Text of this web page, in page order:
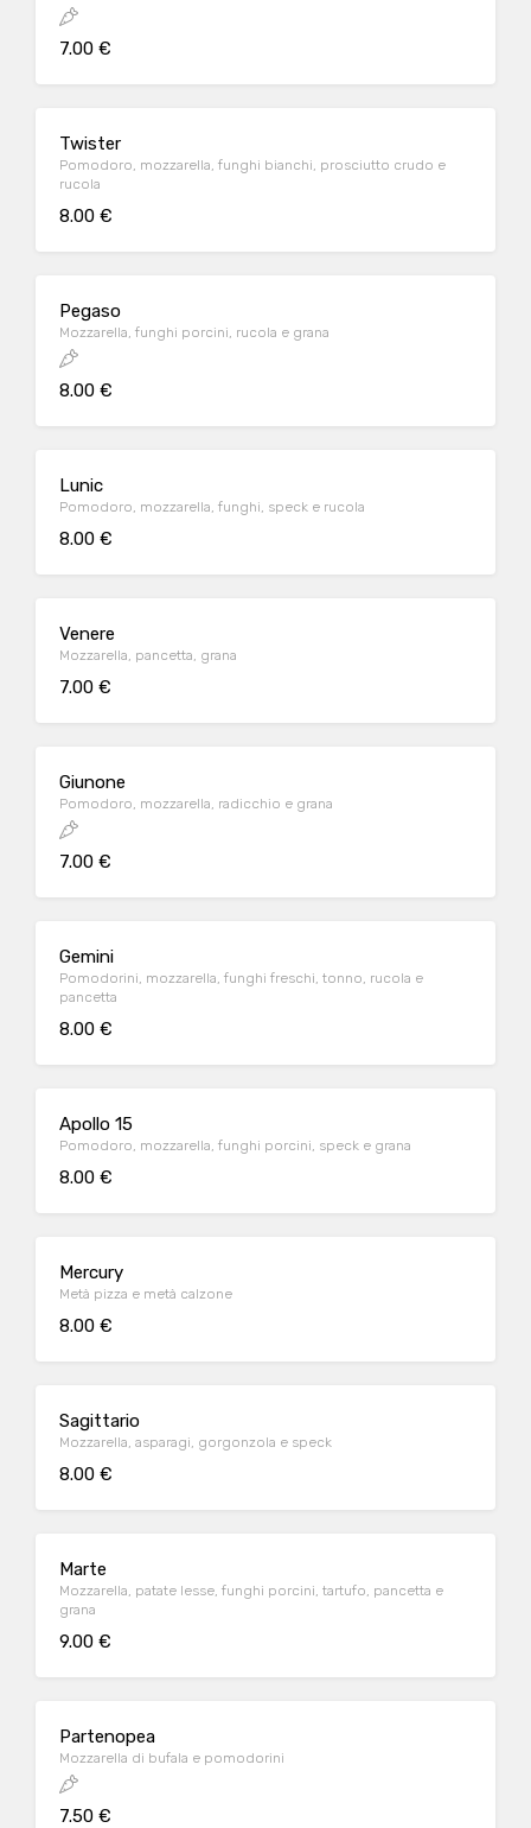
7.00 €
Twister
Pomodoro, mozzarella, funghi bianchi, prosciutto crudo e
rucola
8.00 €
Pegaso
Mozzarella, funghi porcini, rucola e grana
8.00 €
Lunic
Pomodoro, mozzarella, funghi, speck e rucola
8.00 €
Venere
Mozzarella, pancetta, grana
7.00 €
Giunone
Pomodoro, mozzarella, radicchio e grana
7.00 €
Gemini
Pomodorini, mozzarella, funghi freschi, tonno, rucola e
pancetta
8.00 €
Apollo 15
Pomodoro, mozzarella, funghi porcini, speck e grana
8.00 €
Mercury
Metà pizza e metà calzone
8.00 €
Sagittario
Mozzarella, asparagi, gorgonzola e speck
8.00 €
Marte
Mozzarella, patate lesse, funghi porcini, tartufo, pancetta e
grana
9.00 €
Partenopea
Mozzarella di bufala e pomodorini
7.50 €